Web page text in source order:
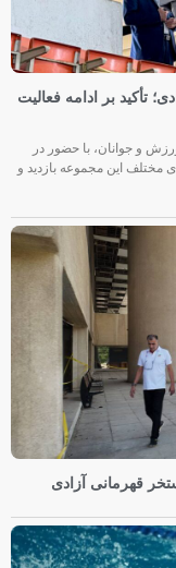
تأکید بر ادامه فعالیت
و جوانان، با حضور در
این مجموعه بازدید و
قهرمانی آزادی